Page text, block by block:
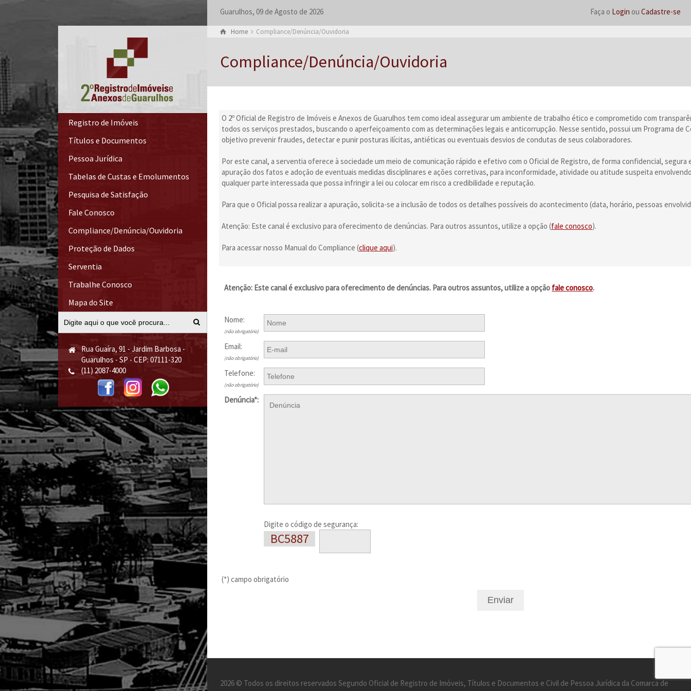
Registro de Imóveis
Títulos e Documentos
Pessoa Jurídica
Tabelas de Custas e Emolumentos
Pesquisa de Satisfação
Fale Conosco
Compliance/Denúncia/Ouvidoria
Proteção de Dados
Serventia
Trabalhe Conosco
Mapa do Site
Rua Guaíra, 91 - Jardim Barbosa -
Guarulhos - SP - CEP: 07111-320
(11) 2087-4000
Guarulhos, 09 de Agosto de 2026 Faça o Login ou Cadastre-se
Home Compliance/Denúncia/Ouvidoria
Compliance/Denúncia/Ouvidoria
O 2º Oficial de Registro de Imóveis e Anexos de Guarulhos tem como ideal assegurar um ambiente de trabalho ético e comprometido com
todos os serviços prestados, buscando o aperfeiçoamento com as determinações legais e anticorrupção. Nesse sentido, possui um Programa de
objetivo prevenir fraudes, detectar e punir posturas ilícitas, antiéticas ou eventuais desvios de condutas de seus colaboradores.
Por este canal, a serventia oferece à sociedade um meio de comunicação rápido e efetivo com o Oficial de Registro, de forma confidencial, segura
apuração dos fatos e adoção de eventuais medidas disciplinares e ações corretivas, para inconformidade, atividade ou atitude suspeita
qualquer parte interessada que possa infringir a lei ou colocar em risco a credibilidade e reputação.
Para que o Oficial possa realizar a apuração, solicita-se a inclusão de todos os detalhes possíveis do acontecimento (data, horário, pessoas
Atenção: Este canal é exclusivo para oferecimento de denúncias. Para outros assuntos, utilize a opção (fale conosco).
Para acessar nosso Manual do Compliance (clique aqui).
Atenção: Este canal é exclusivo para oferecimento de denúncias. Para outros assuntos, utilize a opção fale conosco.
Nome:
(não obrigatório)
Email:
(não obrigatório)
Telefone:
(não obrigatório)
Denúncia*:
Digite o código de segurança:
BC5887
(*) campo obrigatório
Enviar
2026 © Todos os direitos reservados Segundo Oficial de Registro de Imóveis, Títulos e Documentos e Civil de Pessoa Jurídica da Comarca de